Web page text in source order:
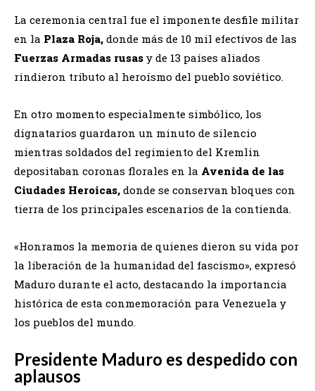
La ceremonia central fue el imponente desfile militar
en la Plaza Roja, donde más de 10 mil efectivos de las
Fuerzas Armadas rusas y de 13 países aliados
rindieron tributo al heroísmo del pueblo soviético.
En otro momento especialmente simbólico, los
dignatarios guardaron un minuto de silencio
mientras soldados del regimiento del Kremlin
depositaban coronas florales en la Avenida de las
Ciudades Heroicas, donde se conservan bloques con
tierra de los principales escenarios de la contienda.
«Honramos la memoria de quienes dieron su vida por
la liberación de la humanidad del fascismo», expresó
Maduro durante el acto, destacando la importancia
histórica de esta conmemoración para Venezuela y
los pueblos del mundo.
Presidente Maduro es despedido con
aplausos